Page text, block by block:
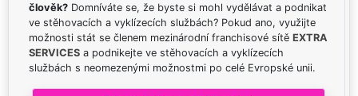
člověk? Domníváte se, že byste si mohl vydělávat a podnikat
ve stěhovacích a vyklízecích službách? Pokud ano, využijte
možnosti stát se členem mezinárodní franchisové sítě EXTRA
SERVICES a podnikejte ve stěhovacích a vyklízecích
službách s neomezenými možnostmi po celé Evropské unii.